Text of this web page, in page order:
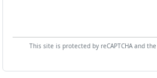
This site is protected by reCAPTCHA and